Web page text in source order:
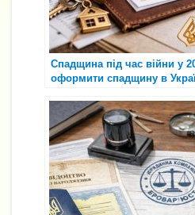
Спадщина під час війни у
оформити спадщину в